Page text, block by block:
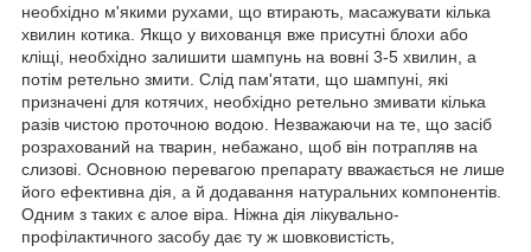
необхідно м'якими рухами, що втирають, масажувати кілька
хвилин котика. Якщо у вихованця вже присутні блохи або
кліщі, необхідно залишити шампунь на вовні 3-5 хвилин, а
потім ретельно змити. Слід пам'ятати, що шампуні, які
призначені для котячих, необхідно ретельно змивати кілька
разів чистою проточною водою. Незважаючи на те, що засіб
розрахований на тварин, небажано, щоб він потрапляв на
слизові. Основною перевагою препарату вважається не лише
його ефективна дія, а й додавання натуральних компонентів.
Одним з таких є алое віра. Ніжна дія лікувально-
профілактичного засобу дає ту ж шовковистість,